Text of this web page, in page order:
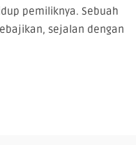
pemiliknya. Sebuah
sejalan dengan